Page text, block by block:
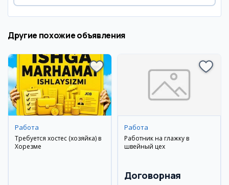
Другие похожие объявления
Работа
Требуется хостес (хозяйка) в
Хорезме
Работа
Работник на глажку в
швейный цех
Договорная